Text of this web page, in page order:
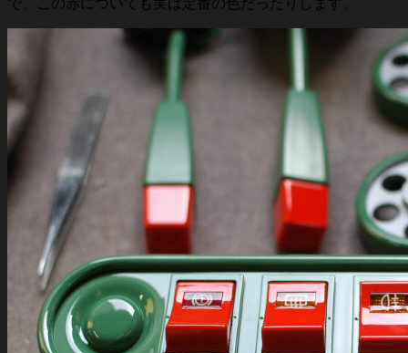
で、この赤についても実は定番の色だったりします。